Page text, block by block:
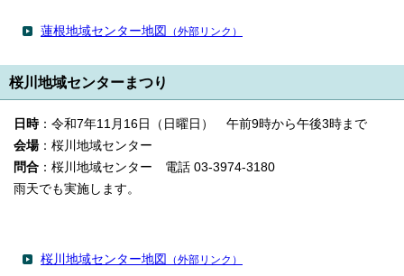
蓮根地域センター地図 （外部リンク）
桜川地域センターまつり
日時：令和7年11月16日（日曜日） 午前9時から午後3時まで
会場：桜川地域センター
問合 ：桜川地域センター 電話 03-3974-3180
雨天でも実施します。
桜川地域センター地図 （外部リンク）